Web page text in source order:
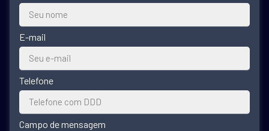
E-mail
Telefone
Campo de mensagem